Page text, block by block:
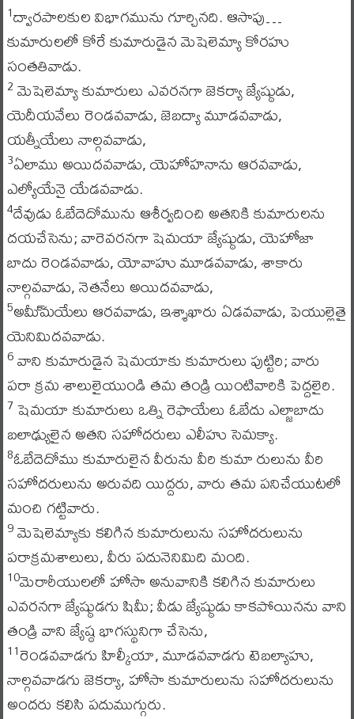
1ద్వారపాలకుల విభాగమును గూర్చినది. ఆసాపు…
కుమారులలో కోరే కుమారుడైన మెషెలెమ్యా కోరహు
సంతతివాడు.
2 మెషెలెమ్యా కుమారులు ఎవరనగా జెకర్యా జ్యేష్ఠుడు,
యెదీయవేలు రెండవవాడు, జెబద్యా మూడవవాడు,
యత్నీయేలు నాల్గవవాడు,
3ఏలాము అయిదవవాడు, యెహోహనాను ఆరవవాడు,
ఎల్యోయేనై యేడవవాడు.
4దేవుడు ఓబేదెదోమును ఆశీర్వదించి అతనికి కుమారులను
దయచేసెను; వారెవరనగా షెమయా జ్యేష్ఠుడు, యెహోజా
బాదు రెండవవాడు, యోవాహు మూడవవాడు, శాకారు
నాల్గవవాడు, నెతనేలు అయిదవవాడు,
5అమీ్మయేలు ఆరవవాడు, ఇశ్శాఖారు ఏడవవాడు, పెయుల్లెతై
యెనిమిదవవాడు.
6వాని కుమారుడైన షెమయాకు కుమారులు పుట్టిరి; వారు
పరా క్రమ శాలులైయుండి తమ తండ్రి యింటివారికి పెద్దలైరి.
7షెమయా కుమారులు ఒత్ని రెఫాయేలు ఓబేదు ఎల్జాబాదు
బలాఢ్యులైన అతని సహోదరులు ఎలీహు సెమక్యా.
8ఓబేదెదోము కుమారులైన వీరును వీరి కుమా రులును వీరి
సహోదరులును అరువది యిద్దరు, వారు తమ పనిచేయుటలో
మంచి గట్టివారు.
9మెషెలెమ్యాకు కలిగిన కుమారులును సహోదరులును
పరాక్రమశాలులు, వీరు పదునెనిమిది మంది.
10మెరారీయులలో హోసా అనువానికి కలిగిన కుమారులు
ఎవరనగా జ్యేష్ఠుడగు షిమీ; వీడు జ్యేష్ఠుడు కాకపోయినను వాని
తండ్రి వాని జ్యేష్ఠ భాగస్థునిగా చేసెను,
11రెండవవాడగు హిల్కీయా, మూడవవాడగు టెబల్యాహు,
నాల్గవవాడగు జెకర్యా, హోసా కుమారులును సహోదరులును
అందరు కలిసి పదుముగ్గురు.